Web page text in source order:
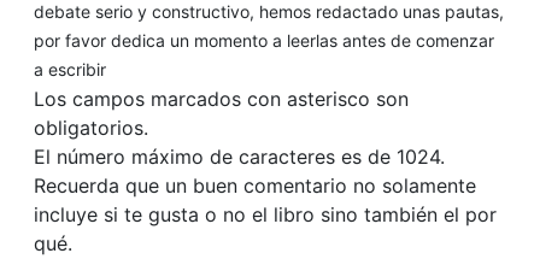
debate serio y constructivo, hemos redactado unas pautas,
por favor dedica un momento a leerlas antes de comenzar
a escribir
Los campos marcados con asterisco son
obligatorios.
El número máximo de caracteres es de 1024.
Recuerda que un buen comentario no solamente
incluye si te gusta o no el libro sino también el por
qué.